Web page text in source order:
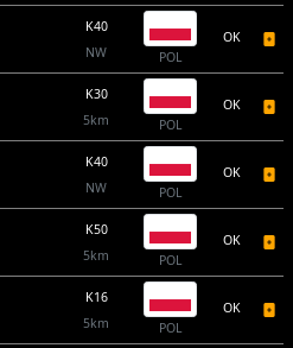
K40
NW
POL
OK
K30
5km
POL
OK
K40
NW
POL
OK
K50
5km
POL
OK
K16
5km
POL
OK